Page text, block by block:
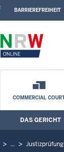
BARRIEREFREIHEIT
mit
COMMERCIAL
DAS GERICHT
...